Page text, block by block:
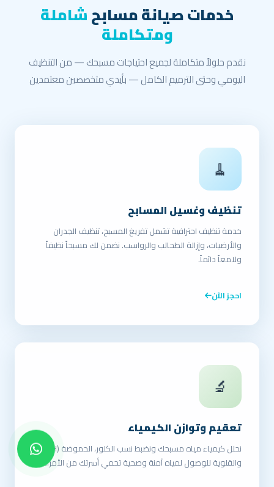
خدمات صيانة مسابحشاملة
ومتكاملة
نقدم حلولاً متكاملة لجميع احتياجات مسبحك — من التنظيف
اليومي وحتى الترميم الكامل — بأيدي متخصصين معتمدين
🧹
تنظيف وغسيل المسابح
خدمة تنظيف احترافية تشمل تفريغ المسبح، تنظيف الجدران
والأرضيات، وإزالة الطحالب والرواسب. نضمن لك مسبحاً نظيفاً
ولامعاً دائماً.
احجز الآن
🔬
تعقيم وتوازن الكيمياء
والقلوية للوصول لمياه آمنة وصحية تحمي أسرتك من الأمراض.